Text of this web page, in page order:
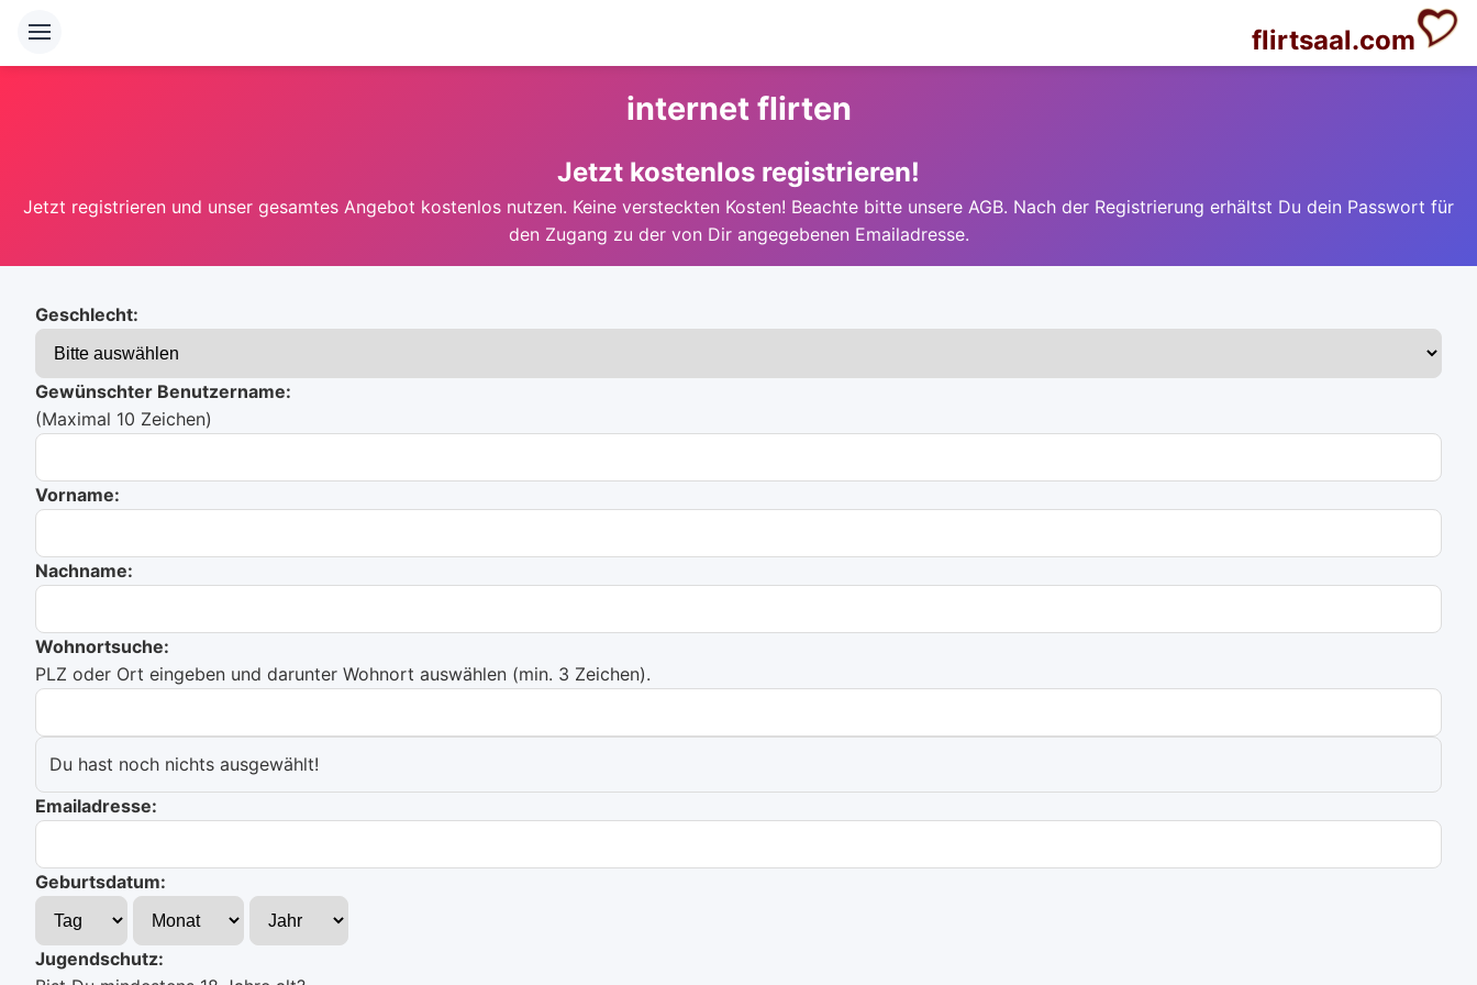
flirtsaal.com
internet flirten
Jetzt kostenlos registrieren!
Jetzt registrieren und unser gesamtes Angebot kostenlos nutzen. Keine versteckten Kosten! Beachte bitte unsere AGB. Nach der Registrierung erhältst Du dein Passwort für
den Zugang zu der von Dir angegebenen Emailadresse.
Geschlecht:
Gewünschter Benutzername:
(Maximal 10 Zeichen)
Vorname:
Nachname:
Wohnortsuche:
PLZ oder Ort eingeben und darunter Wohnort auswählen (min. 3 Zeichen).
Du hast noch nichts ausgewählt!
Emailadresse:
Geburtsdatum:
Jugendschutz: